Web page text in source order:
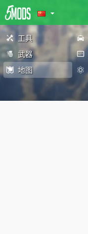
工具
武器
地图